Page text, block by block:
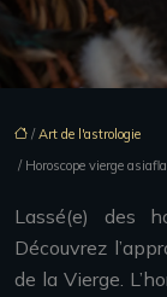
/Art de l'astrologie
/ Horoscope vierge
Lassé(e) des
Découvrez
de la Vierge.